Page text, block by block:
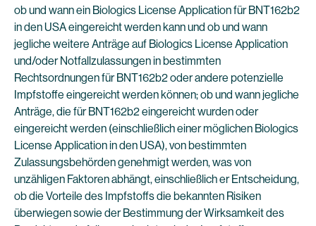
ob und wann ein Biologics License Application für BNT162b2
in den USA eingereicht werden kann und ob und wann
jegliche weitere Anträge auf Biologics License Application
und/oder Notfallzulassungen in bestimmten
Rechtsordnungen für BNT162b2 oder andere potenzielle
Impfstoffe eingereicht werden können; ob und wann jegliche
Anträge, die für BNT162b2 eingereicht wurden oder
eingereicht werden (einschließlich einer möglichen Biologics
License Application in den USA), von bestimmten
Zulassungsbehörden genehmigt werden, was von
unzähligen Faktoren abhängt, einschließlich er Entscheidung,
ob die Vorteile des Impfstoffs die bekannten Risiken
überwiegen sowie der Bestimmung der Wirksamkeit des